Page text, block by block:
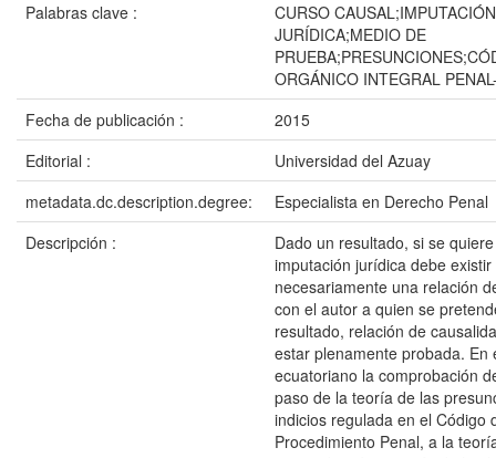
Palabras clave :
CURSO CAUSAL;IMPUTACIÓN
JURÍDICA;MEDIO DE
ORGÁNICO INTEGRAL
Fecha de publicación :
2015
Editorial :
Universidad del Azuay
metadata.dc.description.degree:
Especialista en Derecho Penal
Descripción :
Dado un resultado, si se
imputación jurídica debe existir
necesariamente una relación
con el autor a quien se
resultado, relación de
estar plenamente probada. En
ecuatoriano la comprobación
paso de la teoría de las
indicios regulada en el Código
Procedimiento Penal, a la